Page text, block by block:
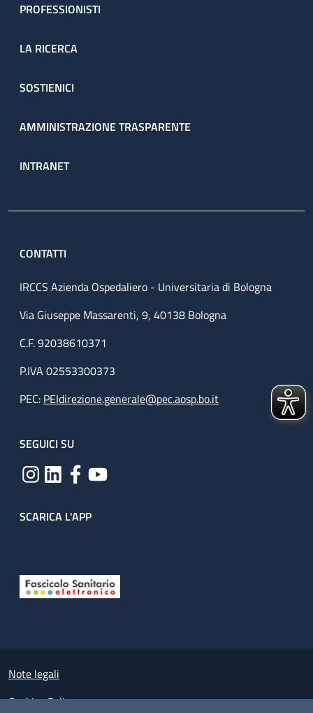
PROFESSIONISTI
LA RICERCA
SOSTIENICI
AMMINISTRAZIONE TRASPARENTE
INTRANET
CONTATTI
IRCCS Azienda Ospedaliero - Universitaria di Bologna
Via Giuseppe Massarenti, 9, 40138 Bologna
C.F. 92038610371
P.IVA 02553300373
PEC: PEIdirezione.generale@pec.aosp.bo.it
SEGUICI SU
SCARICA L'APP
Small prints
Note legali
Cookies Policy